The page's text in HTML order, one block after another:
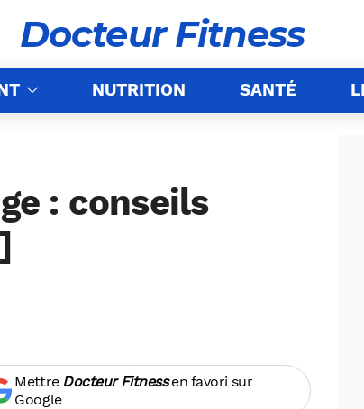
Docteur Fitness
NUTRITION SANTÉ
: conseils
Mettre Docteur Fitnessen favori sur
Google